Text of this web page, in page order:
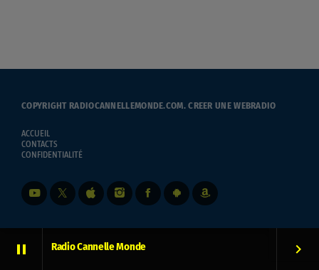
pause Radio Cannelle Monde keyboard_arrow_right
COPYRIGHT RADIOCANNELLEMONDE.COM.CREER UNE WEBRADIO
ACCUEIL
CONTACTS
CONFIDENTIALITÉ